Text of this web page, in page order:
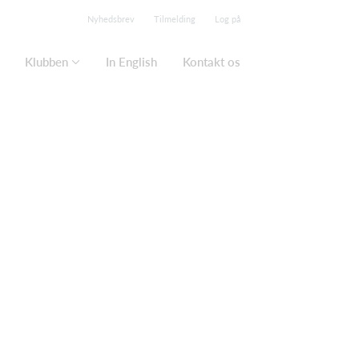
Nyhedsbrev Tilmelding Log på
Klubben In English Kontakt os